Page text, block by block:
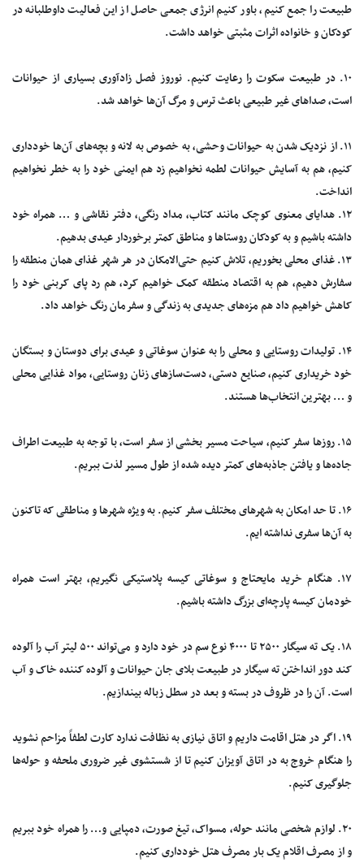
طبیعت را جمع کنیم، باور کنیم انرژی جمعی حاصل از این فعالیت داوطلبانه در
کودکان و خانواده اثرات مثبتی خواهد داشت.
۱۰. در طبیعت سکوت را رعایت کنیم. نوروز فصل زادآوری بسیاری از حیوانات
است، صدا‌های غیر طبیعی باعث ترس و مرگ آن‌ها خواهد شد.
۱۱. از نزدیک شدن به حیوانات وحشی، به خصوص به لانه و بچه‌های آن‌ها خودداری
کنیم، هم به آسایش حیوانات لطمه نخواهیم زد هم ایمنی خود را به خطر نخواهیم
انداخت.
۱۲. هدایای معنوی کوچک مانند کتاب، مداد رنگی، دفتر نقاشی و … همراه خود
داشته باشیم و به کودکان روستا‌ها و مناطق کمتر برخوردار عیدی بدهیم.
۱۳. غذای محلی بخوریم، تلاش کنیم حتی‌الامکان در هر شهر غذای همان منطقه را
سفارش دهیم، هم به اقتصاد منطقه کمک خواهیم کرد، هم رد پای کربنی خود را
کاهش خواهیم داد هم مزه‌های جدیدی به زندگی و سفرمان رنگ خواهد داد.
۱۴. تولیدات روستایی و محلی را به عنوان سوغاتی و عیدی برای دوستان و بستگان
خود خریداری کنیم، صنایع دستی، دست‌ساز‌های زنان روستایی، مواد غذایی محلی
و … بهترین انتخاب‌ها هستند.
۱۵. روز‌ها سفر کنیم، سیاحت مسیر بخشی از سفر است، با توجه به طبیعت اطراف
جاده‌ها و یافتن جاذبه‌های کمتر دیده شده از طول مسیر لذت ببریم.
۱۶. تا حد امکان به شهر‌های مختلف سفر کنیم. به ویژه شهر‌ها و مناطقی که تاکنون
به آن‌ها سفری نداشته ایم.
۱۷. هنگام خرید مایحتاج و سوغاتی کیسه پلاستیکی نگیریم، بهتر است همراه
خودمان کیسه پارچه‌ای بزرگ داشته باشیم.
۱۸. یک ته سیگار ۲۵۰۰ تا ۴۰۰۰ نوع سم در خود دارد و می‌تواند ۵۰۰ لیتر آب را آلوده
کند دور انداختن ته سیگار در طبیعت بلای جان حیوانات و آلوده کننده خاک و آب
است. آن را در ظروف در بسته و بعد در سطل زباله بیندازیم.
۱۹. اگر در هتل اقامت داریم و اتاق نیازی به نظافت ندارد کارت لطفاً مزاحم نشوید
را هنگام خروج به در اتاق آویزان کنیم تا از شستشوی غیر ضروری ملحفه و حوله‌ها
جلوگیری کنیم.
۲۰. لوازم شخصی مانند حوله، مسواک، تیغ صورت، دمپایی و… را همراه خود ببریم
و از مصرف اقلام یک بار مصرف هتل خودداری کنیم.